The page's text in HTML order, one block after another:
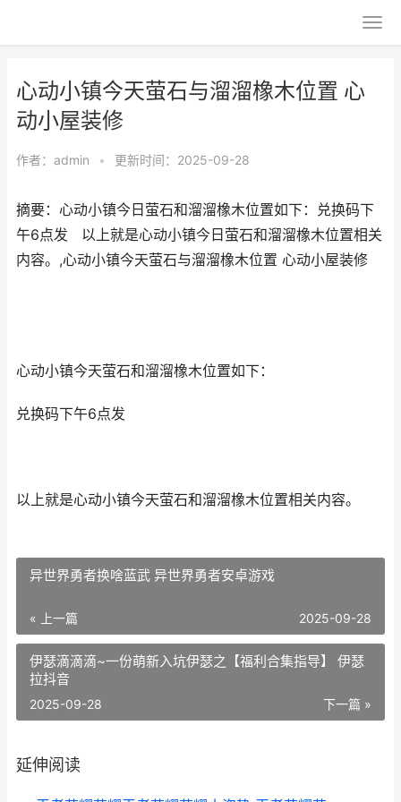
心动小镇今天萤石与溜溜橡木位置 心
动小屋装修
作者： admin • 更新时间：2025-09-28
摘要：心动小镇今日萤石和溜溜橡木位置如下：兑换码下
午6点发 以上就是心动小镇今日萤石和溜溜橡木位置相关
内容。,心动小镇今天萤石与溜溜橡木位置 心动小屋装修
心动小镇今天萤石和溜溜橡木位置如下：
兑换码下午6点发
以上就是心动小镇今天萤石和溜溜橡木位置相关内容。
异世界勇者换啥蓝武 异世界勇者安卓游戏
« 上一篇 2025-09-28
伊瑟滴滴滴~一份萌新入坑伊瑟之【福利合集指导】 伊瑟
拉抖音
下一篇 »
2025-09-28
延伸阅读